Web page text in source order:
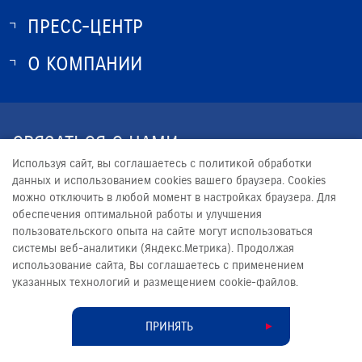
О SUZUKI
ПРЕСС-ЦЕНТР
НОВОСТИ
О КОМПАНИИ
СВЯЗАТЬСЯ С НАМИ
+7 (4012) 56-55-56
SALES@SUZUKI39.COM
© 2026
Сделано в ПЕРКС
Используя сайт, вы соглашаетесь с политикой обработки
данных и использованием cookies вашего браузера. Cookies
можно отключить в любой момент в настройках браузера. Для
обеспечения оптимальной работы и улучшения
пользовательского опыта на сайте могут использоваться
системы веб-аналитики (Яндекс.Метрика). Продолжая
использование сайта, Вы соглашаетесь с применением
указанных технологий и размещением cookie-файлов.
ПРИНЯТЬ